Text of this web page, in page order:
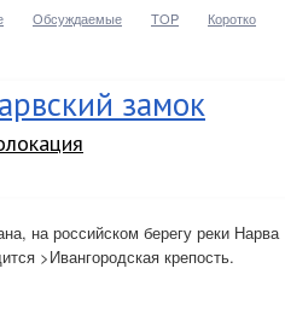
Обсуждаемые TOP Коротко
замок
на российском берегу реки Нарва
>Ивангородская крепость.